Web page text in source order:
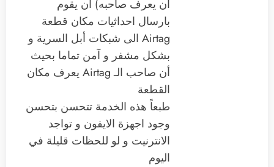
ان يعرف صاحبه) ان يقوم
بارسال احداثيات مكان قطعة
Airtag الى شبكات أبل السرية و
بشكل مشفر و آمن تماما بحيث
أن صاحب الـ Airtag يعرف مكان
القطعة
طبعاً هذه الخدمة تتحسن بتحسن
وجود اجهزة الايفون و تواجد
الانترنيت و لو للحظات قليلة في
اليوم